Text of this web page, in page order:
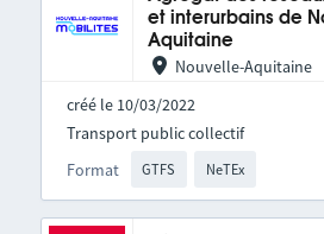
et interurbains de
Aquitaine
Nouvelle-Aquitaine
créé le 10/03/2022
Format GTFS NeTEx
Transport public collectif